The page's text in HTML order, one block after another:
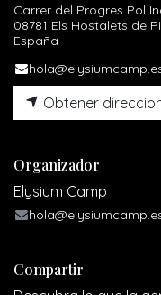
Carrer del Progres Pol
08781 Els Hostalets de
España
Obtener
Organizador
Elysium Camp
Compartir